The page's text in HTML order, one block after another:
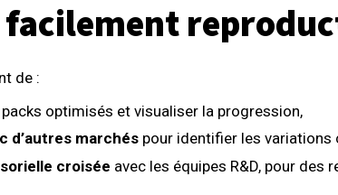
facilement
de :
optimisés et visualiser la progression,
d’autres marchés pour identifier les variations
croisée avec les équipes R&D, pour